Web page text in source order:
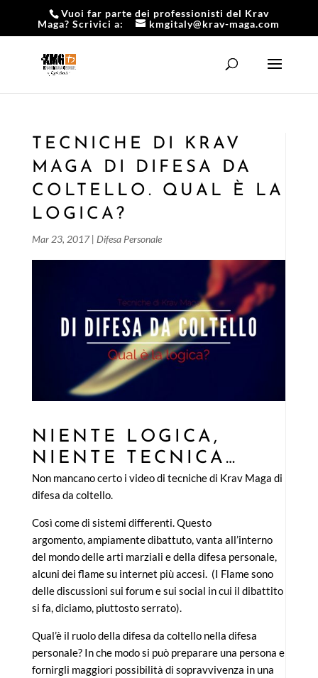
Vuoi far parte dei professionisti del Krav
Maga? Scrivici a:
kmgitaly@krav-maga.com
TECNICHE DI KRAV
MAGA DI DIFESA DA
COLTELLO. QUAL È LA
LOGICA?
Mar 23, 2017| Difesa Personale
NIENTE LOGICA,
NIENTE TECNICA…
Non mancano certo i video di tecniche di Krav Maga di
difesa da coltello.
Così come di sistemi differenti. Questo
argomento, ampiamente dibattuto, vanta all’interno
del mondo delle arti marziali e della difesa personale,
alcuni dei flame su internet più accesi. (I Flame sono
delle discussioni sui forum e sui social in cui il dibattito
si fa, diciamo, piuttosto serrato).
Qual’è il ruolo della difesa da coltello nella difesa
personale? In che modo si può preparare una persona e
fornirgli maggiori possibilità di sopravvivenza in una